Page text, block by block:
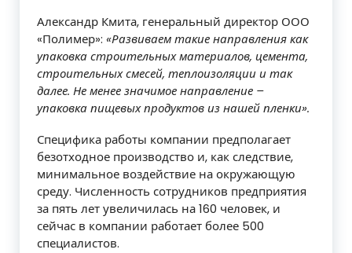
Александр Кмита, генеральный директор ООО
«Полимер»: «Развиваем такие направления как
упаковка строительных материалов, цемента,
строительных смесей, теплоизоляции и так
далее. Не менее значимое направление –
упаковка пищевых продуктов из нашей пленки».
Специфика работы компании предполагает
безотходное производство и, как следствие,
минимальное воздействие на окружающую
среду. Численность сотрудников предприятия
за пять лет увеличилась на 160 человек, и
сейчас в компании работает более 500
специалистов.